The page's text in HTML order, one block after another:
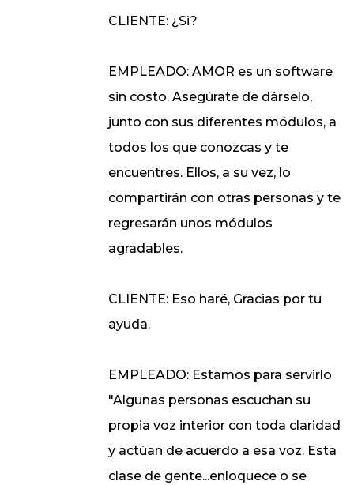
CLIENTE: ¿Si?
EMPLEADO: AMOR es un software
sin costo. Asegúrate de dárselo,
junto con sus diferentes módulos, a
todos los que conozcas y te
encuentres. Ellos, a su vez, lo
compartirán con otras personas y te
regresarán unos módulos
agradables.
CLIENTE: Eso haré, Gracias por tu
ayuda.
EMPLEADO: Estamos para servirlo
"Algunas personas escuchan su
propia voz interior con toda claridad
y actúan de acuerdo a esa voz. Esta
clase de gente...enloquece o se